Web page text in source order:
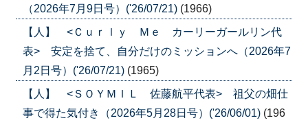
（2026年7月9日号）('26/07/21) (1966)
【人】 <Ｃｕｒｌｙ Ｍｅ カーリーガールリン代
表> 安定を捨て、自分だけのミッションへ（2026年7
月2日号）('26/07/21) (1965)
【人】 <ＳＯＹＭＩＬ 佐藤航平代表> 祖父の畑仕
事で得た気付き（2026年5月28日号）('26/06/01) (196